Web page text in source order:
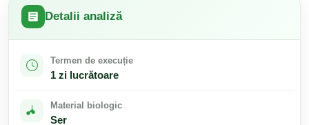
Detalii analiză
Termen de execuție
1 zi lucrătoare
Material biologic
Ser